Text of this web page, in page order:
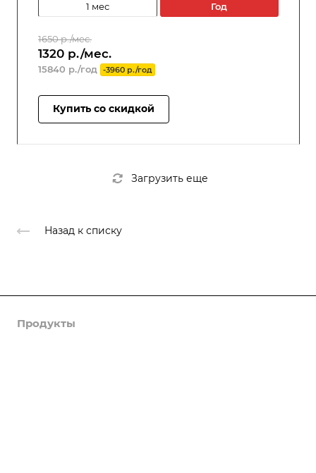
1 мес год
1650 р./мес.
1320 р./мес.
15840 р./год -3960 р./год
Купить со скидкой
Загрузить еще
Назад к списку
Продукты